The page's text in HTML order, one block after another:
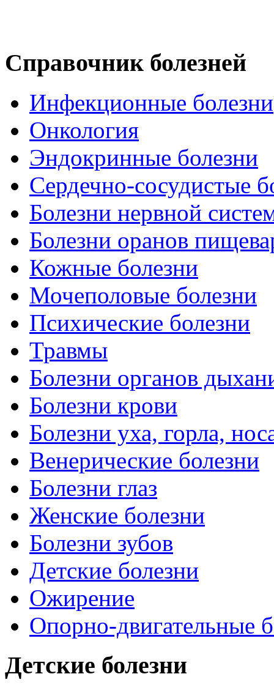
Справочник болезней
Инфекционные болезни
Онкология
Эндокринные болезни
Сердечно-сосудистые
Болезни нервной
Болезни оранов
Кожные болезни
Мочеполовые болезни
Психические болезни
Травмы
Болезни органов
Болезни крови
Болезни уха, горла,
Венерические болезни
Болезни глаз
Женские болезни
Болезни зубов
Детские болезни
Ожирение
Опopно-двигательные
Детские болезни